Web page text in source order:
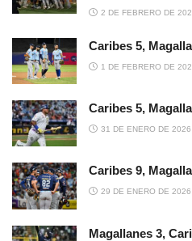
2 DE FEBRERO DE
Caribes 5,
1 DE FEBRERO DE
Caribes 5,
31 DE ENERO DE 2026
Caribes 9,
29 DE ENERO DE 2026
Magallanes 3,